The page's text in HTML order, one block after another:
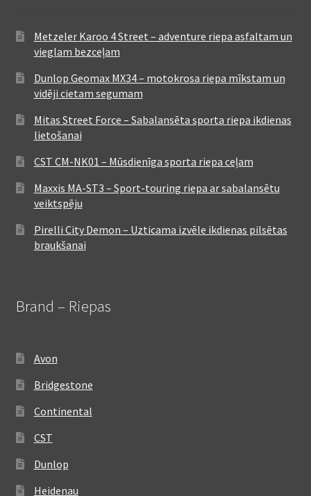
Metzeler Karoo 4 Street – adventure riepa asfaltam un
vieglam bezceļam
Dunlop Geomax MX34 – motokrosa riepa mīkstam un
vidēji cietam segumam
Mitas Street Force – Sabalansēta sporta riepa ikdienas
lietošanai
CST CM-NK01 – Mūsdienīga sporta riepa ceļam
Maxxis MA-ST3 – Sport-touring riepa ar sabalansētu
veiktspēju
Pirelli City Demon – Uzticama izvēle ikdienas pilsētas
braukšanai
Brand – Riepas
Avon
Bridgestone
Continental
CST
Dunlop
Heidenau